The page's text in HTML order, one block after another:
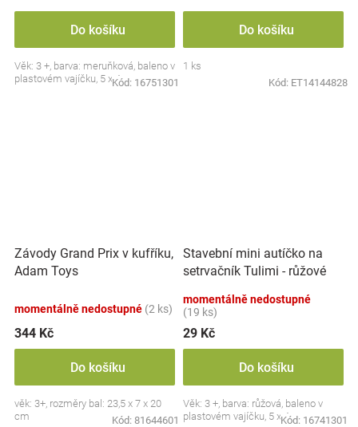
Do košíku
Věk: 3 +, barva: meruňková, baleno v
plastovém vajíčku, 5 x 4 cm.
Kód: 16751301
Do košíku
1 ks
Kód: ET14144828
Závody Grand Prix v kufříku,
Adam Toys
momentálně nedostupné (2 ks)
344 Kč
Do košíku
věk: 3+, rozměry bal: 23,5 x 7 x 20
cm
Kód: 81644601
Stavební mini autíčko na
setrvačník Tulimi - růžové
momentálně nedostupné
(19 ks)
29 Kč
Do košíku
Věk: 3 +, barva: růžová, baleno v
plastovém vajíčku, 5 x 4 cm.
Kód: 16741301